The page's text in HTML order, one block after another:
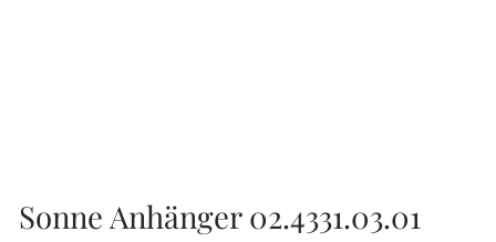
Sonne Anhänger 02.4331.03.01